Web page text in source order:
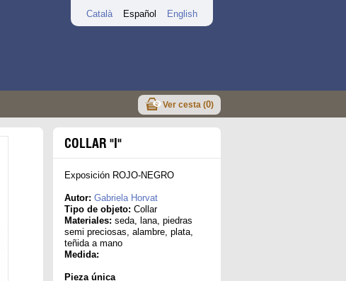
Català Español English
Ver cesta (0)
COLLAR "I"
Exposición ROJO-NEGRO
Autor: Gabriela Horvat
Tipo de objeto: Collar
Materiales: seda, lana, piedras
semi preciosas, alambre, plata,
teñida a mano
Medida:
Pieza única